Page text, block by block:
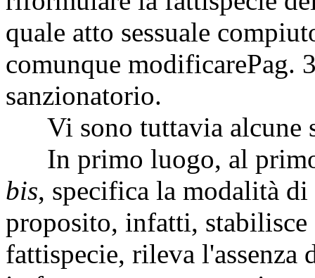
quale atto sessuale
comunque modificarePag.
sanzionatorio.
Vi sono tuttavia alcune
In primo luogo, al primo
bis, specifica la modalità di
proposito, infatti,
fattispecie, rileva l'assenza